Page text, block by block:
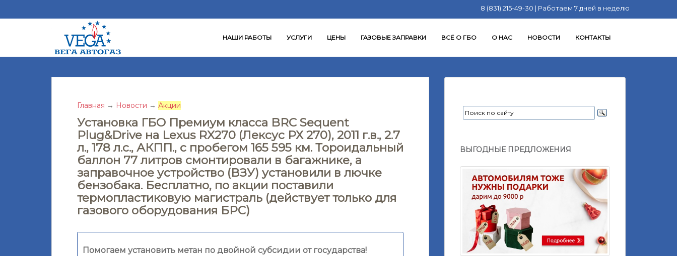
8 (831) 215-49-30 | Работаем 7 дней в неделю
p
НАШИ РАБОТЫ УСЛУГИ ЦЕНЫ ГАЗОВЫЕ ЗАПРАВКИ ВСЁ О ГБО О НАС НОВОСТИ КОНТАКТЫ
Главная → Новости → Акции
Установка ГБО Премиум класса BRC Sequent
Plug&Drive на Lexus RX270 (Лексус РХ 270), 2011 г.в., 2.7
л., 178 л.с., АКПП., с пробегом 165 595 км. Тороидальный
баллон 77 литров смонтировали в багажнике, а
заправочное устройство (ВЗУ) установили в лючке
бензобака. Бесплатно, по акции поставили
термопластиковую магистраль (действует только для
газового оборудования БРС)
Помогаем установить метан по двойной субсидии от государства!
ВЫГОДНЫЕ ПРЕДЛОЖЕНИЯ